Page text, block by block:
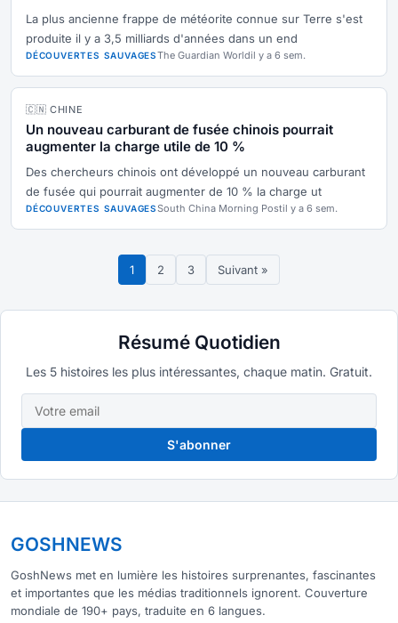
La plus ancienne frappe de météorite connue sur Terre s'est
produite il y a 3,5 milliards d'années dans un end
DÉCOUVERTES SAUVAGESThe Guardian Worldil y a 6 sem.
🇨🇳 CHINE
Un nouveau carburant de fusée chinois pourrait
augmenter la charge utile de 10 %
Des chercheurs chinois ont développé un nouveau carburant
de fusée qui pourrait augmenter de 10 % la charge ut
DÉCOUVERTES SAUVAGESSouth China Morning Postil y a 6 sem.
1 2 3 Suivant »
Résumé Quotidien
Les 5 histoires les plus intéressantes, chaque matin. Gratuit.
S'abonner
GOSHNEWS
GoshNews met en lumière les histoires surprenantes, fascinantes
et importantes que les médias traditionnels ignorent. Couverture
mondiale de 190+ pays, traduite en 6 langues.